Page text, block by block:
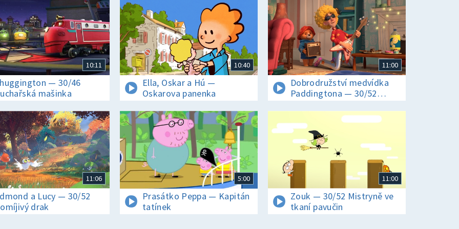
/ Tlapky
akce! Kdykoliv
a tlapkový
dobře
10:11
— 30/46
mašinka
10:40
Ella, Oskar a Hú —
Oskarova panenka
11:00
Dobrodružství medvídka
Paddingtona — 30/52
Paddington a přespávačka
11:06
a Lucy — 30/52
drak
5:00
Prasátko Peppa — Kapitán
tatínek
11:00
Zouk — 30/52 Mistryně ve
tkaní pavučin